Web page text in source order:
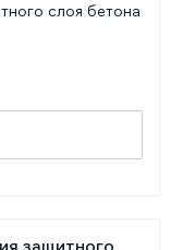
слоя бетона